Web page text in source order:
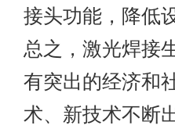
接头功能，降低
总之，激光焊接
有突出的经济和
术、新技术不断